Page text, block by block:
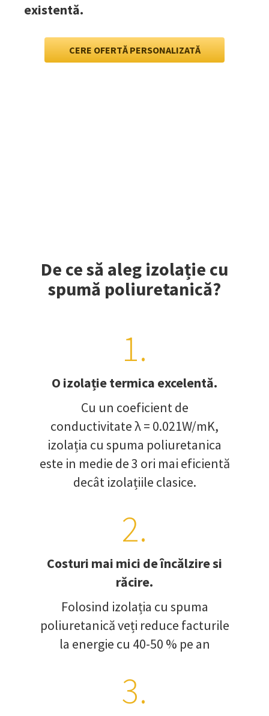
existentă.
CERE OFERTĂ PERSONALIZATĂ
De ce să aleg izolație cu
spumă poliuretanică?
1.
O izolație termica excelentă.
Cu un coeficient de
conductivitate λ = 0.021W/mK,
izolația cu spuma poliuretanica
este in medie de 3 ori mai eficientă
decât izolațiile clasice.
2.
Costuri mai mici de încălzire si
răcire.
Folosind izolația cu spuma
poliuretanică veți reduce facturile
la energie cu 40-50 % pe an
3.